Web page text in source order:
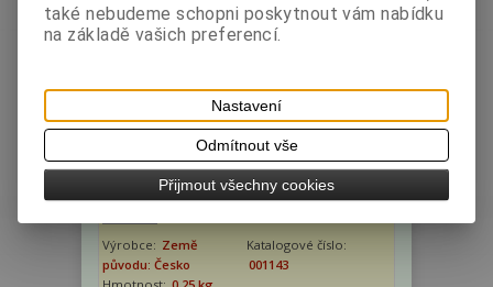
LAB - Hořčice Dijón 250g sklo
Výrobce: Země
původu: Česko
Katalogové číslo:
001143
také nebudeme schopni poskytnout vám nabídku
na základě vašich preferencí.
Nastavení
Odmítnout vše
Přijmout všechny cookies